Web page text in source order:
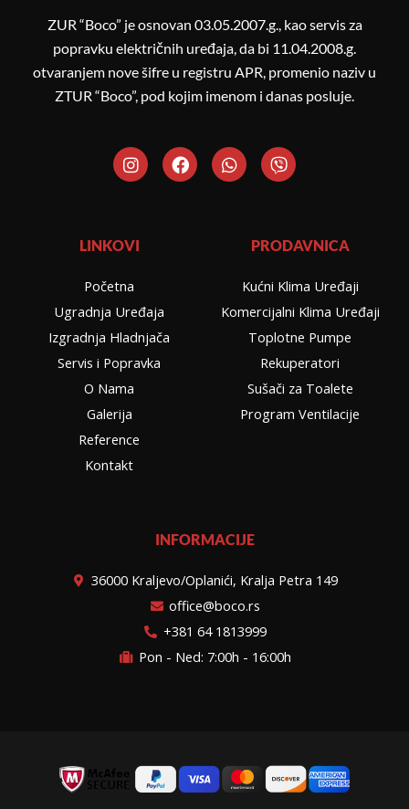
ZUR “Boco” je osnovan 03.05.2007.g., kao servis za
popravku električnih uređaja, da bi 11.04.2008.g.
otvaranjem nove šifre u registru APR, promenio naziv u
ZTUR “Boco”, pod kojim imenom i danas posluje.
I
n
s
g
r
m
F
a
c
W
h
a
V
i
b
LINKOVI
Početna
Ugradnja Uređaja
Izgradnja Hladnjača
Servis i Popravka
O Nama
Galerija
Reference
Kontakt
PRODAVNICA
Kućni Klima Uređaji
Komercijalni Klima Uređaji
Toplotne Pumpe
Rekuperatori
Sušači za Toalete
Program Ventilacije
INFORMACIJE
36000 Kraljevo/Oplanići, Kralja Petra 149
office@boco.rs
+381 64 1813999
Pon - Ned: 7:00h - 16:00h